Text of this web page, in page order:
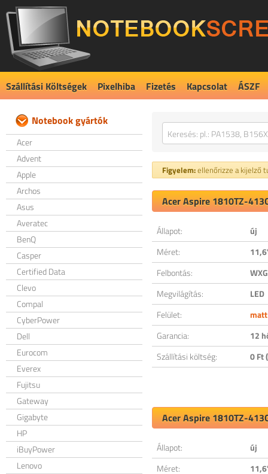
Szállítási Költségek Pixelhiba Fizetés Kapcsolat ÁSZF
Notebook gyártók
Acer
Advent
Apple
Archos
Asus
Averatec
BenQ
Casper
Certified Data
Clevo
Compal
CyberPower
Dell
Eurocom
Everex
Fujitsu
Gateway
Gigabyte
HP
iBuyPower
Lenovo
Figyelem:ellenőrizze a kijelző
Acer Aspire 1810TZ-
Állapot:
új
Méret:
Felbontás:
Megvilágítás:
LED
Felület:
matt
Garancia:
12
Szállítási költség:
0 Ft
Acer Aspire 1810TZ-
Állapot:
új
Méret: